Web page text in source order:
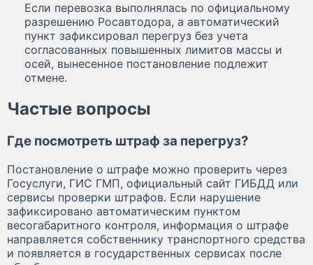
Если перевозка выполнялась по официальному
разрешению Росавтодора, а автоматический
пункт зафиксировал перегруз без учета
согласованных повышенных лимитов массы и
осей, вынесенное постановление подлежит
отмене.
Частые вопросы
Где посмотреть штраф за перегруз?
Постановление о штрафе можно проверить через
Госуслуги, ГИС ГМП, официальный сайт ГИБДД или
сервисы проверки штрафов. Если нарушение
зафиксировано автоматическим пунктом
весогабаритного контроля, информация о штрафе
направляется собственнику транспортного средства
и появляется в государственных сервисах после